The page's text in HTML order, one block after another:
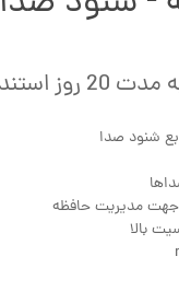
جهت مدیریت حافظه
بالا